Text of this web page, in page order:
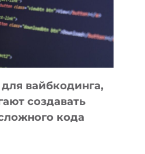
вайбкодинга,
создавать
кода